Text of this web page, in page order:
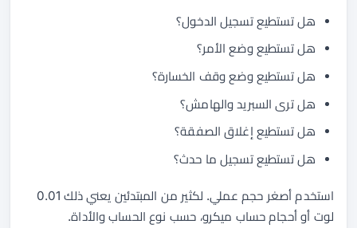
هل تستطيع تسجيل الدخول؟
هل تستطيع وضع الأمر؟
هل تستطيع وضع وقف الخسارة؟
هل ترى السبريد والهامش؟
هل تستطيع إغلاق الصفقة؟
هل تستطيع تسجيل ما حدث؟
استخدم أصغر حجم عملي. لكثير من المبتدئين يعني ذلك 0.01
لوت أو أحجام حساب ميكرو، حسب نوع الحساب والأداة.